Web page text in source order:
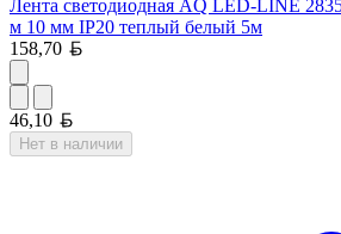
Лента светодиодная AQ LED-LINE
м 10 мм IP20 теплый белый 5м
158,70
46,10
Нет в наличии